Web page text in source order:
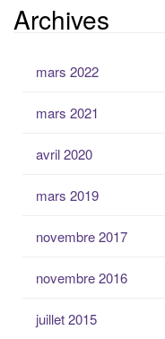
Archives
mars 2022
mars 2021
avril 2020
mars 2019
novembre 2017
novembre 2016
juillet 2015